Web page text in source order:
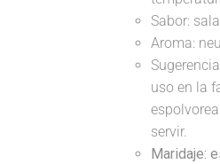
Sabor:
Aroma:
uso en la
servir.
Maridaje: